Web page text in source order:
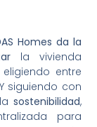
Homes da la
la vivienda
entre
siguiendo con
sostenibilidad,
para